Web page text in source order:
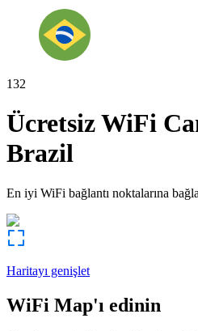
132
Ücretsiz WiFi
Brazil
En iyi WiFi bağlantı noktalarına
Haritayı genişlet
WiFi Map'ı edinin